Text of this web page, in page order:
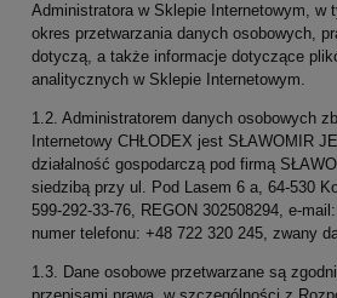
Administratora w Sklepie Internetowym, w
okres przetwarzania danych osobowych,
dotyczą, a także informacje dotyczące
analitycznych w Sklepie Internetowym.
1.2. Administratorem danych osobowych
Internetowy CHŁODEX jest SŁAWOMIR
działalność gospodarczą pod firmą
siedzibą przy ul. Pod Lasem 6 a, 64-530
599-292-33-76, REGON 302508294, e-
numer telefonu: +48 722 320 245, zwany
1.3. Dane osobowe przetwarzane są